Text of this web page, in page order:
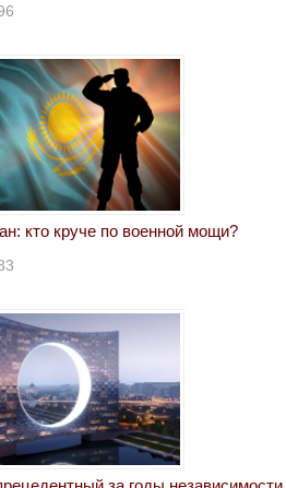
кто круче по военной мощи?